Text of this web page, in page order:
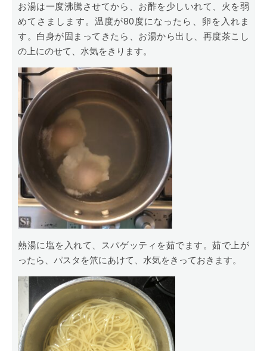
お湯は一度沸騰させてから、お酢を少しいれて、火を弱
めてさまします。温度が80度になったら、卵を入れま
す。白身が固まってきたら、お湯から出し、再度茶こし
の上にのせて、水気をきります。
熱湯に塩を入れて、スパゲッティを茹でます。茹で上が
ったら、パスタを笊にあけて、水気をきっておきます。